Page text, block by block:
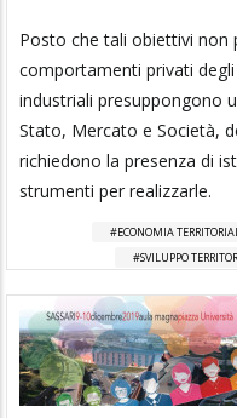
Posto che tali obiettivi non
comportamenti privati
industriali presuppongono
Stato, Mercato e Società,
richiedono la presenza di
strumenti per realizzarle.
ECONOMIA
SVILUPPO